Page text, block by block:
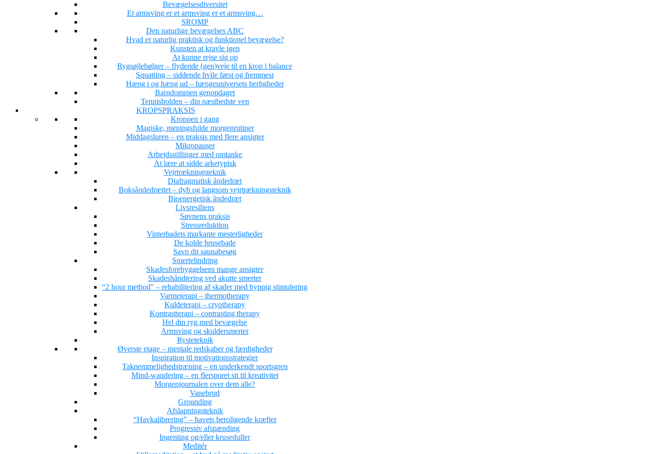
Bevægelsesdiversitet
Et armsving er et armsving er et armsving…
SROMP
Den naturlige bevægelses ABC
Hvad er naturlig praktisk og funktionel bevægelse?
Kunsten at kravle igen
At kunne rejse sig op
Rygsøjlebølger – flydende (gen)veje til en krop i balance
Squatting – siddende hvile først og fremmest
Hæng i og hæng ud – hængeuniversets herligheder
Barndommen genopdaget
Tennisbolden – din næstbedste ven
KROPSPRAKSIS
Kroppen i gang
Magiske, meningsfulde morgenrutiner
Middagsluren – en praksis med flere ansigter
Mikropauser
Arbejdsstillinger med omtanke
At lære at sidde arketypisk
Vejrtrækningsteknik
Diafragmatisk åndedræt
Boksåndedrættet – dyb og langsom vejrtrækningsteknik
Bioenergetisk åndedræt
Livsresiliens
Søvnens praksis
Stressreduktion
Vinterbadets markante mesterligheder
De kolde brusebade
Savn dit saunabesøg
Smertelindring
Skadesforebyggelsens mange ansigter
Skadeshåndtering ved akutte smerter
“2 hour method” – rehabilitering af skader med hyppig stimulering
Varmeterapi – thermotherapy
Kuldeterapi – cryotherapy
Kontrastterapi – contrasting therapy
Hel din ryg med bevægelse
Armsving og skuldersmerter
Rysteteknik
Øverste etage – mentale redskaber og færdigheder
Inspiration til motivationsstrategier
Taknemmelighedstræning – en underkendt sportsgren
Mind-wandering – en flersporet sti til kreativitet
Morgenjournalen over dem alle?
Vanebrud
Grounding
Afslapningsteknik
“Havkalibrering” – havets beroligende kræfter
Progressiv afspænding
Ingenting og/eller kruseduller
Meditér